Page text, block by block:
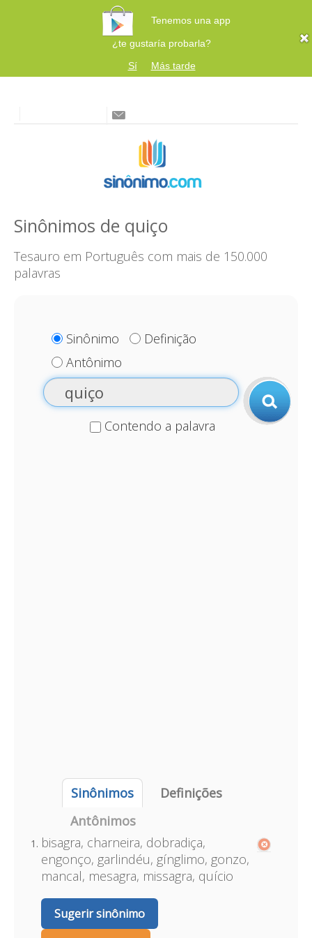
Tenemos una app
¿te gustaría probarla?
Sí
Más tarde
Sinônimos de quiço
Tesauro em Português com mais de 150.000
palavras
Sinônimo
Definição
Antônimo
Contendo a palavra
Sinônimos
Definições
Antônimos
bisagra, charneira, dobradiça,
engonço, garlindéu, gínglimo, gonzo,
mancal, mesagra, missagra, quício
Sugerir sinônimo